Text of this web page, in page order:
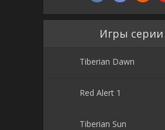
Игры серии
Tiberian Dawn
Red Alert 1
Tiberian Sun